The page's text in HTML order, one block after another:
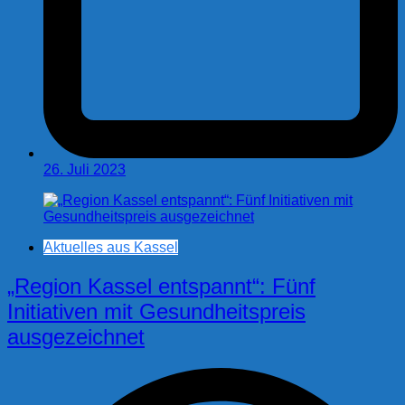
26. Juli 2023
Aktuelles aus Kassel
„Region Kassel entspannt“: Fünf
Initiativen mit Gesundheitspreis
ausgezeichnet